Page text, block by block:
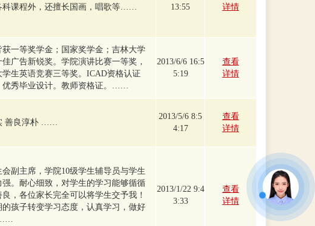
科课程外，还擅长国画，唱歌等……
13:55
详情
获一等奖学金；国家奖学金；吉林大学
广告新锐奖。学院演讲比赛一等奖，
生英语竞赛三等奖。ICAD资格认证
优秀毕业设计。教师资格证。……
2013/6/6 16:5
5:19
查看
详情
善良淳朴 ……
2013/5/6 8:5
4:17
查看
详情
副主席，学院10级学生辅导员与学生
。耐心细致，对学生的学习能够循循
，各位家长完全可以将学生交予我！
孩子转变学习态度，认真学习，做好
……
2013/1/22 9:4
3:33
查看
详情